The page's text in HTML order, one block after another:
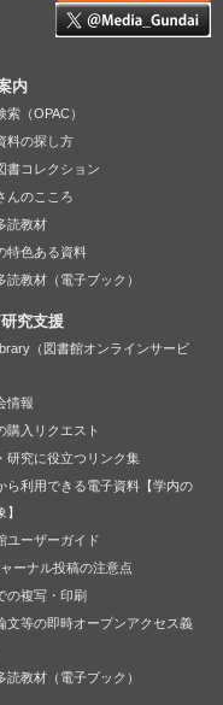
内
索（OPAC）
料の探し方
書コレクション
んのこころ
読教材
特色ある資料
読教材（電子ブック）
究支援
（図書館オンラインサービ
情報
購入リクエスト
研究に役立つリンク集
ら利用できる電子資料【学内の
ユーザーガイド
ーナル投稿の注意点
の複写・印刷
文等の即時オープンアクセス義
読教材（電子ブック）